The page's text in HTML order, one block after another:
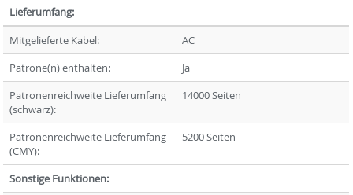
Lieferumfang:
Mitgelieferte Kabel:
AC
Patrone(n) enthalten:
Ja
Patronenreichweite Lieferumfang
(schwarz):
14000 Seiten
Patronenreichweite Lieferumfang
(CMY):
5200 Seiten
Sonstige Funktionen: